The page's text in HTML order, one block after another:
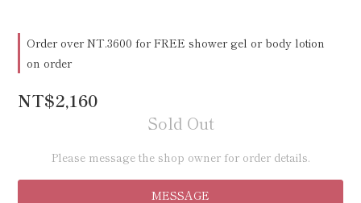
Order over NT.3600 for FREE shower gel or body lotion
on order
NT$2,160
Sold Out
Please message the shop owner for order details.
MESSAGE